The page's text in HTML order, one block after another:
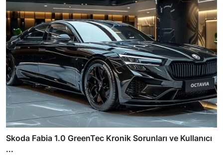
Skoda Fabia 1.0 GreenTec Kronik Sorunları ve Kullanıcı
...